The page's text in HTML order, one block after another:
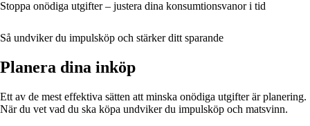
Stoppa onödiga utgifter – justera dina konsumtionsvanor i tid
Så undviker du impulsköp och stärker ditt sparande
Planera dina inköp
Ett av de mest effektiva sätten att minska onödiga utgifter är planering.
När du vet vad du ska köpa undviker du impulsköp och matsvinn.